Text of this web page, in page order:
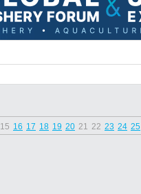
15 16 17 18 19 20 21 22 23 24 25